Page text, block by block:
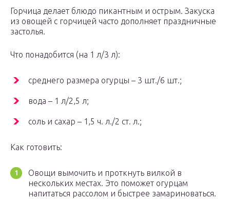
Горчица делает блюдо пикантным и острым. Закуска
из овощей с горчицей часто дополняет праздничные
застолья.
Что понадобится (на 1 л/3 л):
среднего размера огурцы – 3 шт./6 шт.;
вода – 1 л/2,5 л;
соль и сахар – 1,5 ч. л./2 ст. л.;
Как готовить:
Овощи вымочить и проткнуть вилкой в
нескольких местах. Это поможет огурцам
напитаться рассолом и быстрее замариноваться.